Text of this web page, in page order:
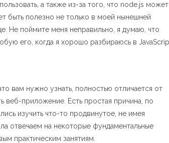
а также из-за того, что node.js может
быть полезно не только в моей нынешней
Не поймите меня неправильно, я думаю, что
его, когда я хорошо разбираюсь в
вам нужно узнать, полностью отличается от
веб-приложение. Есть простая причина, по
изучить что-то продвинутое, не имея
отвечаем на некоторые фундаментальные
практическим занятиям.